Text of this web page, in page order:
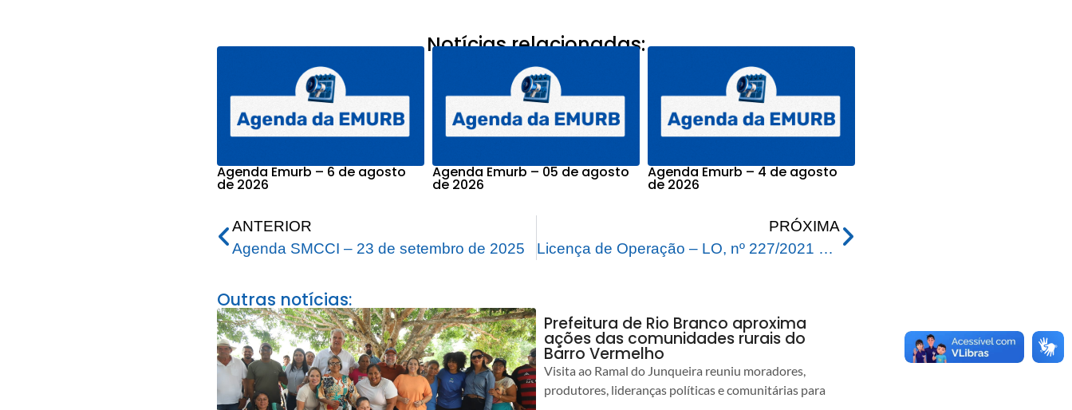
Notícias relacionadas:
Agenda Emurb – 6 de agosto
de 2026
Agenda Emurb – 05 de agosto
de 2026
Agenda Emurb – 4 de agosto
de 2026
ANTERIOR
Agenda SMCCI – 23 de setembro de 2025
PRÓXIMA
Licença de Operação – LO, nº 227/2021 para atividade de Captação, Tratamento e Distribuição de Água na ETA II
Outras notícias:
Prefeitura de Rio Branco aproxima
ações das comunidades rurais do
Barro Vermelho
Visita ao Ramal do Junqueira reuniu moradores,
produtores, lideranças políticas e comunitárias para